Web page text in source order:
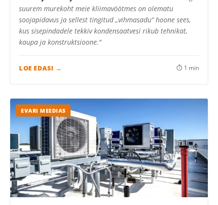
suurem murekoht meie kliimavöötmes on olematu
soojapidavus ja sellest tingitud „vihmasadu“ hoone sees,
kus sisepindadele tekkiv kondensaatvesi rikub tehnikat,
kaupa ja konstruktsioone."
LOE EDASI → ⏱ 1 min
EVARI MEEDIAS